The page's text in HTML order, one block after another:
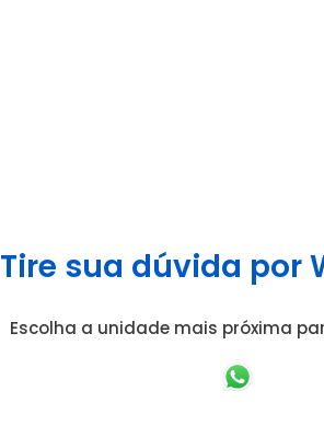
Tire sua dúvida por
Escolha a unidade mais próxima